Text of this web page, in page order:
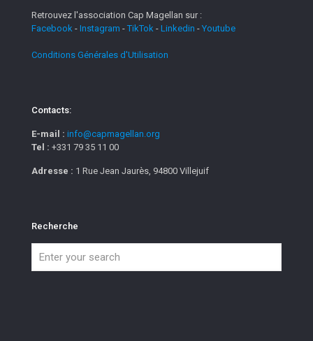
Retrouvez l'association Cap Magellan sur :
Facebook - Instagram -TikTok - Linkedin - Youtube
Conditions Générales d'Utilisation
Contacts:
E-mail : info@capmagellan.org
Tel : +331 79 35 11 00
Adresse : 1 Rue Jean Jaurès, 94800 Villejuif
Recherche